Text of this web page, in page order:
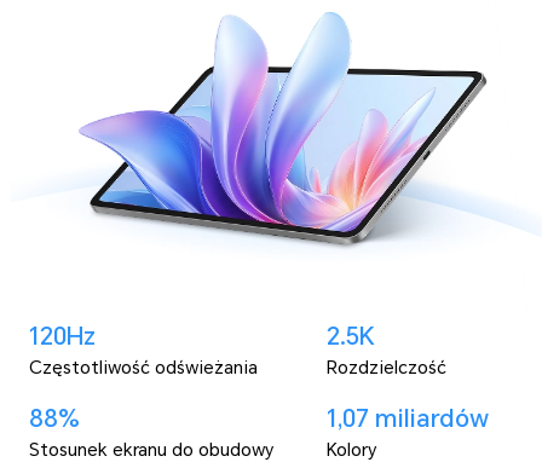
120Hz
Częstotliwość odświeżania
2.5K
Rozdzielczość
88%
Stosunek ekranu do obudowy
1,07 miliardów
Kolory